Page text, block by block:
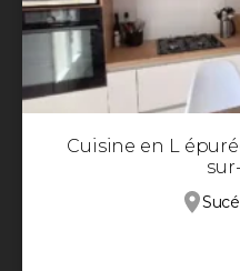
Cuisine en L